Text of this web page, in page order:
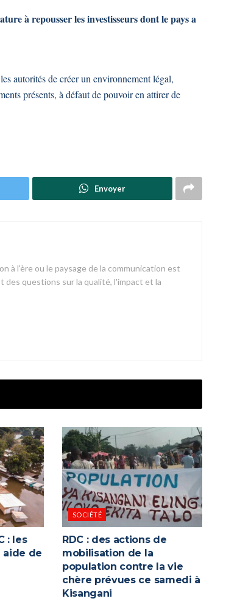
à repousser les investisseurs dont le pays a
autorités de créer un environnement légal,
présents, à défaut de pouvoir en attirer de
Envoyer
l'ère ou le paysage de la communication est
questions sur la qualité, l'impact et la
: les
aide de
SOCIÉTÉ
RDC : des actions de
mobilisation de la
population contre la vie
chère prévues ce samedi à
Kisangani